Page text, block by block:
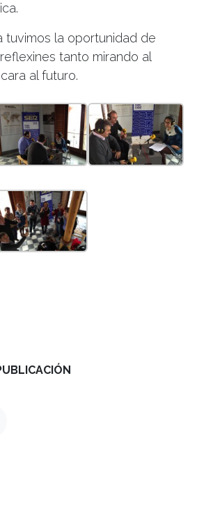
tuvimos la oportunidad de
tanto mirando al
al futuro.